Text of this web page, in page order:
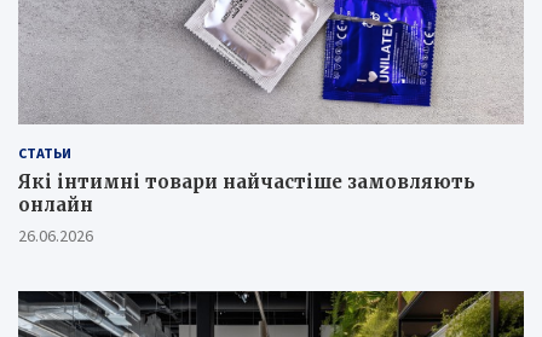
СТАТЬИ
Які інтимні товари найчастіше замовляють
онлайн
26.06.2026